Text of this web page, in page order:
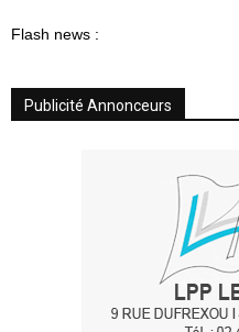
Flash news :
Publicité Annonceurs